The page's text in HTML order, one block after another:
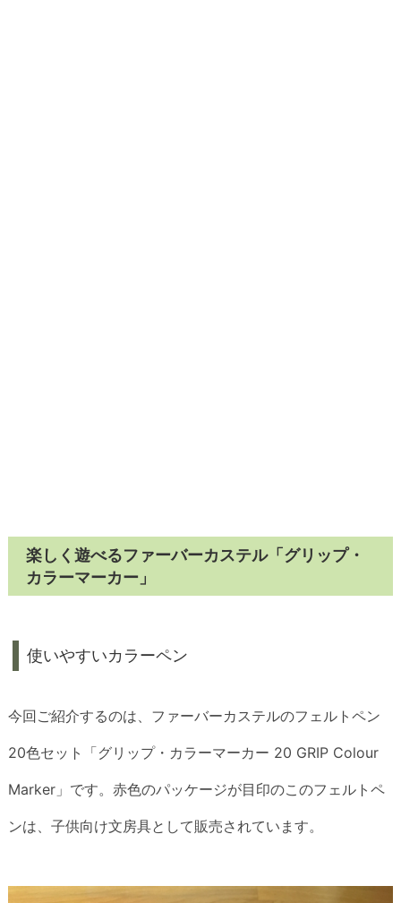
楽しく遊べるファーバーカステル「グリップ・
カラーマーカー」
使いやすいカラーペン
今回ご紹介するのは、ファーバーカステルのフェルトペン
20色セット「グリップ・カラーマーカー 20 GRIP Colour
Marker」です。赤色のパッケージが目印のこのフェルトペ
ンは、子供向け文房具として販売されています。